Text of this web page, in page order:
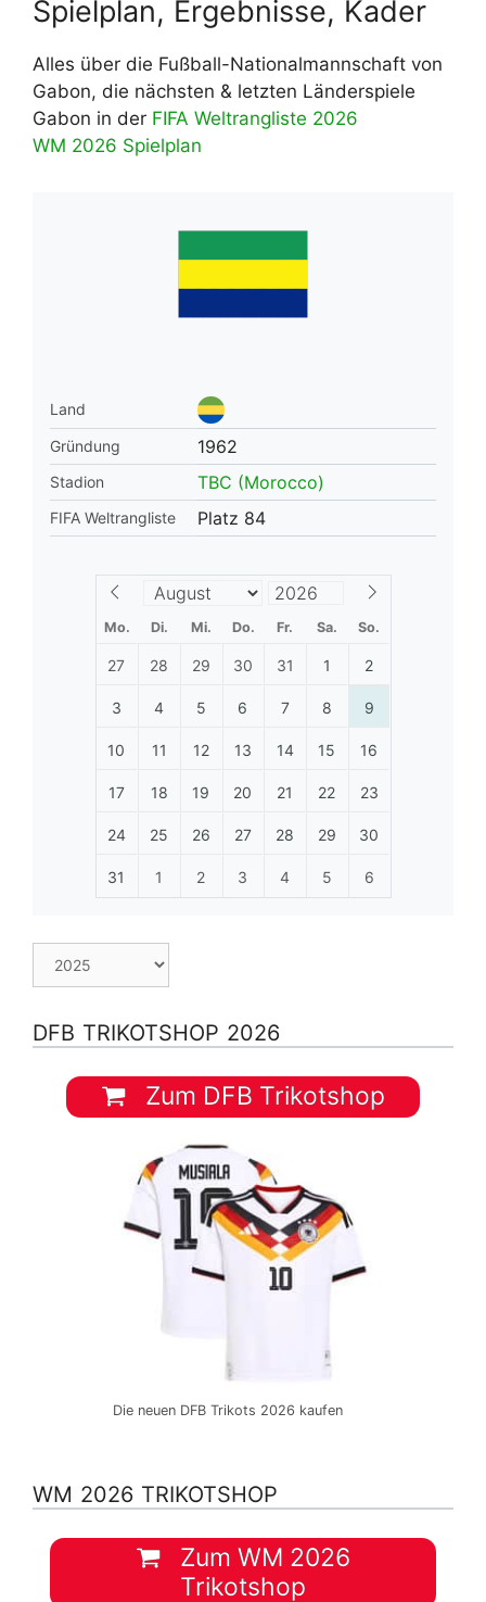
Spielplan, Ergebnisse, Kader
Alles über die Fußball-Nationalmannschaft von
Gabon, die nächsten & letzten Länderspiele
Gabon in der FIFA Weltrangliste 2026
WM 2026 Spielplan
Land
Gründung
1962
Stadion TBC (Morocco)
FIFA Weltrangliste Platz 84
Mo. Di. Mi. Do. Fr. Sa. So.
27 28 29 30 31 1 2
3 4 5 6 7 8 9
10 11 12 13 14 15 16
17 18 19 20 21 22 23
24 25 26 27 28 29 30
31 1 2 3 4 5 6
DFB TRIKOTSHOP 2026
Zum DFB Trikotshop
Die neuen DFB Trikots 2026 kaufen
WM 2026 TRIKOTSHOP
Zum WM 2026
Trikotshop